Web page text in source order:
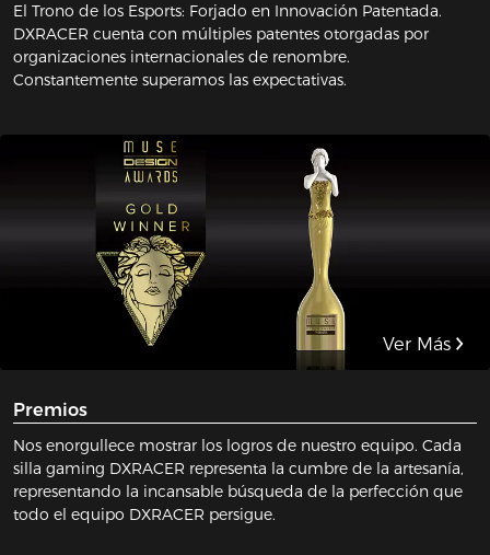
El Trono de los Esports: Forjado en Innovación Patentada.
DXRACER cuenta con múltiples patentes otorgadas por
organizaciones internacionales de renombre.
Constantemente superamos las expectativas.
Ver Más
Premios
Nos enorgullece mostrar los logros de nuestro equipo. Cada
silla gaming DXRACER representa la cumbre de la artesanía,
representando la incansable búsqueda de la perfección que
todo el equipo DXRACER persigue.